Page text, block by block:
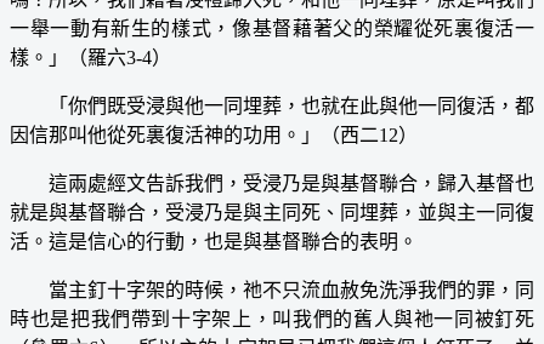
一舉一動有新生的樣式，像基督藉著父的榮耀從死裏復活一
樣。」（羅六3-4）
「你們既受浸與他一同埋葬，也就在此與他一同復活，都
因信那叫他從死裏復活神的功用。」（西二12）
這兩處經文告訴我們，受浸乃是與基督聯合，歸入基督也
就是與基督聯合，受浸乃是與主同死、同埋葬，並與主一同復
活。這是信心的行動，也是與基督聯合的表明。
當主釘十字架的時候，祂不只流血赦免洗淨我們的罪，同
時也是把我們帶到十字架上，叫我們的舊人與祂一同被釘死